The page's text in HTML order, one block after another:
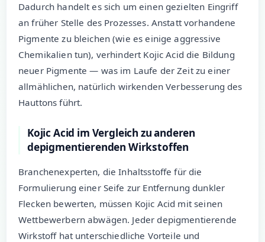
Dadurch handelt es sich um einen gezielten Eingriff
an früher Stelle des Prozesses. Anstatt vorhandene
Pigmente zu bleichen (wie es einige aggressive
Chemikalien tun), verhindert Kojic Acid die Bildung
neuer Pigmente — was im Laufe der Zeit zu einer
allmählichen, natürlich wirkenden Verbesserung des
Hauttons führt.
Kojic Acid im Vergleich zu anderen
depigmentierenden Wirkstoffen
Branchenexperten, die Inhaltsstoffe für die
Formulierung einer Seife zur Entfernung dunkler
Flecken bewerten, müssen Kojic Acid mit seinen
Wettbewerbern abwägen. Jeder depigmentierende
Wirkstoff hat unterschiedliche Vorteile und